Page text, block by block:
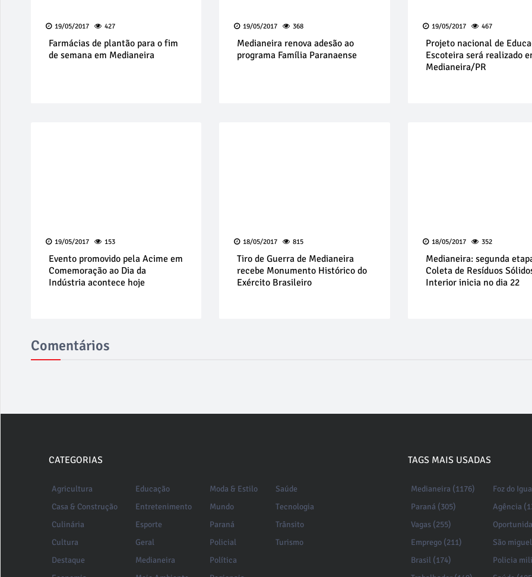
19/05/2017 427
Farmácias de plantão para o fim
de semana em Medianeira
19/05/2017 368
Medianeira renova adesão ao
programa Família Paranaense
19/05/2017 467
Projeto nacional de
Escoteira será realizado
Medianeira/PR
19/05/2017 153
Evento promovido pela Acime em
Comemoração ao Dia da
Indústria acontece hoje
18/05/2017 815
Tiro de Guerra de Medianeira
recebe Monumento Histórico do
Exército Brasileiro
18/05/2017 352
Medianeira: segunda
Coleta de Resíduos
Interior inicia no dia 22
Comentários
CATEGORIAS
Agricultura
Casa & Construção
Culinária
Cultura
Destaque
Educação
Entretenimento
Esporte
Geral
Medianeira
Moda & Estilo
Mundo
Paraná
Policial
Política
Saúde
Tecnologia
Trânsito
Turismo
TAGS MAIS USADAS
Medianeira (1176)
Paraná (305)
Vagas (255)
Emprego (211)
Brasil (174)
Foz do
Agência
São
Policia